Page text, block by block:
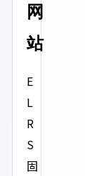
网
站
E
L
R
S
固